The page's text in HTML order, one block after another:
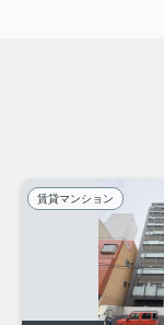
賃貸マンション